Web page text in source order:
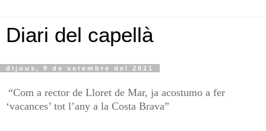
Diari del capellà
dijous, 9 de setembre del 2021
“Com a rector de Lloret de Mar, ja acostumo a fer
‘vacances’ tot l’any a la Costa Brava”